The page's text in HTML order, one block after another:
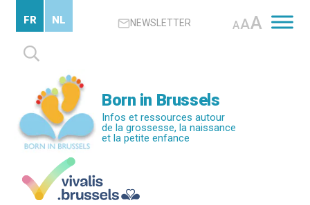
contenu
principal
NEWSLETTER AAA
Rechercher :
FR NL
Born in Brussels
Infos et ressources autour
de la grossesse, la naissance
et la petite enfance